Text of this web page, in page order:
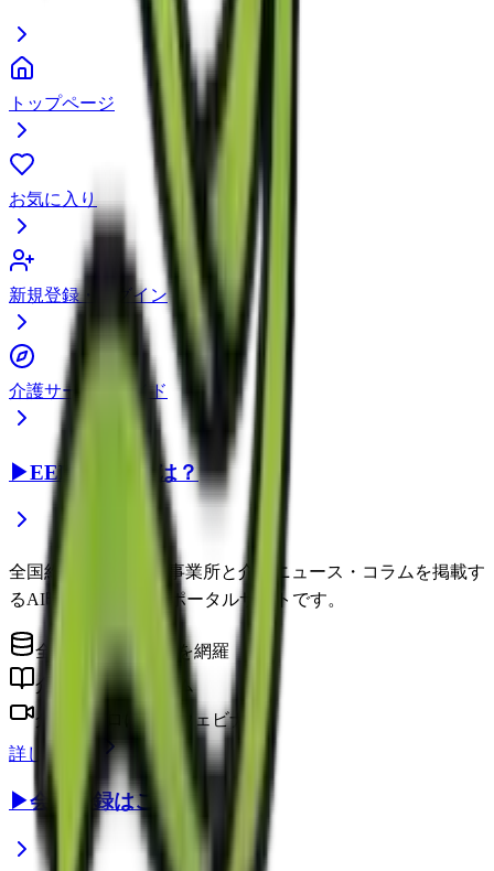
トップページ
お気に入り
新規登録・ログイン
介護サービスガイド
▶EEFUL DBとは？
全国約22万件の介護事業所と介護ニュース・コラムを掲載す
るAI時代の介護情報ポータルサイトです。
全国の介護事業所を網羅
介護に役立つコラム
介護のプロによるウェビナー
詳しく見る
▶会員登録はこちら